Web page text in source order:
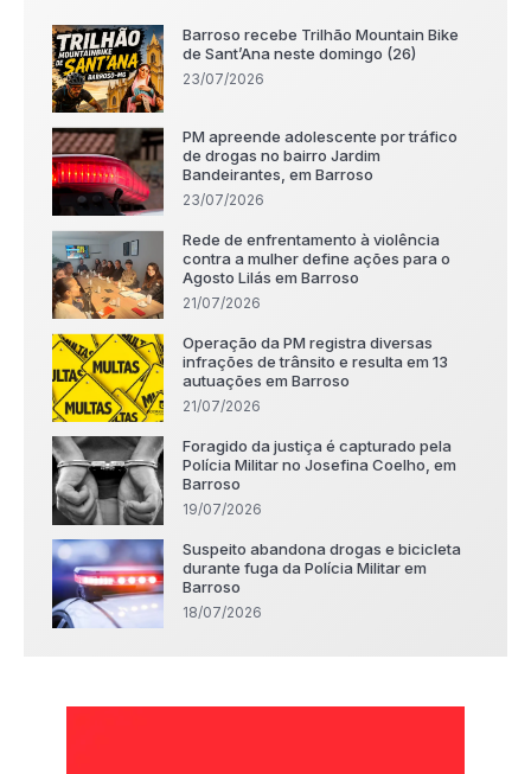
Barroso recebe Trilhão Mountain Bike
de Sant’Ana neste domingo (26)
23/07/2026
PM apreende adolescente por tráfico
de drogas no bairro Jardim
Bandeirantes, em Barroso
23/07/2026
Rede de enfrentamento à violência
contra a mulher define ações para o
Agosto Lilás em Barroso
21/07/2026
Operação da PM registra diversas
infrações de trânsito e resulta em 13
autuações em Barroso
21/07/2026
Foragido da justiça é capturado pela
Polícia Militar no Josefina Coelho, em
Barroso
19/07/2026
Suspeito abandona drogas e bicicleta
durante fuga da Polícia Militar em
Barroso
18/07/2026